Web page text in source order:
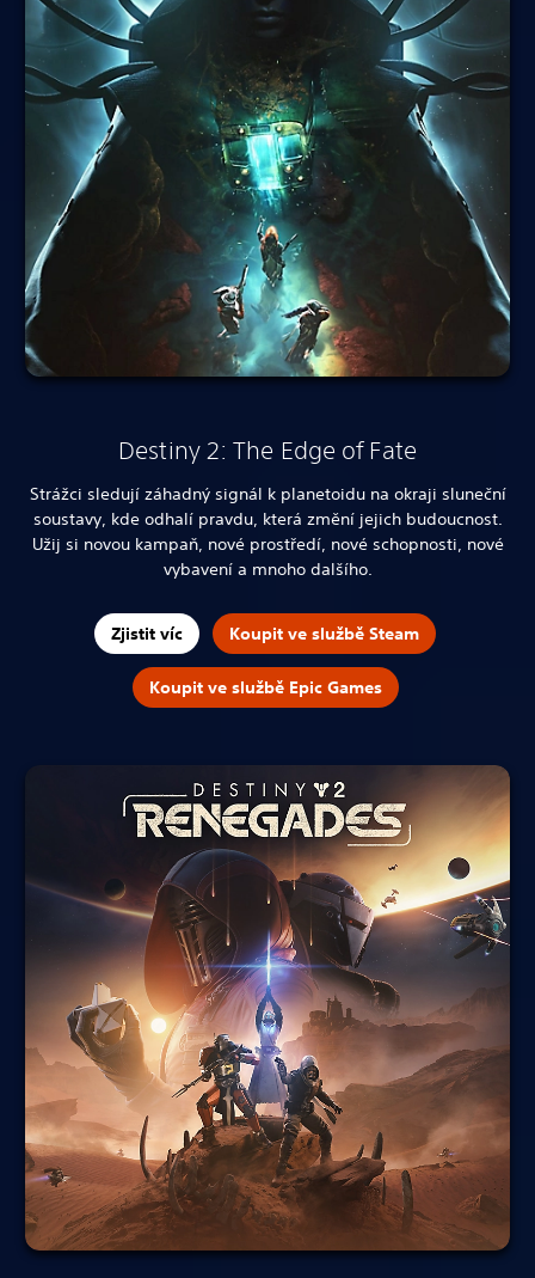
Destiny 2: The Edge of Fate
Strážci sledují záhadný signál k planetoidu na okraji sluneční
soustavy, kde odhalí pravdu, která změní jejich budoucnost.
Užij si novou kampaň, nové prostředí, nové schopnosti, nové
vybavení a mnoho dalšího.
Zjistit víc Koupit ve službě Steam
Koupit ve službě Epic Games